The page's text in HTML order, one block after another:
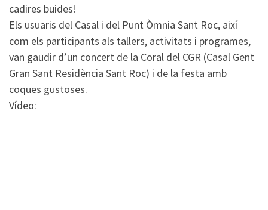
cadires buides!
Els usuaris del Casal i del Punt Òmnia Sant Roc, així
com els participants als tallers, activitats i programes,
van gaudir d’un concert de la Coral del CGR (Casal Gent
Gran Sant Residència Sant Roc) i de la festa amb
coques gustoses.
Vídeo: